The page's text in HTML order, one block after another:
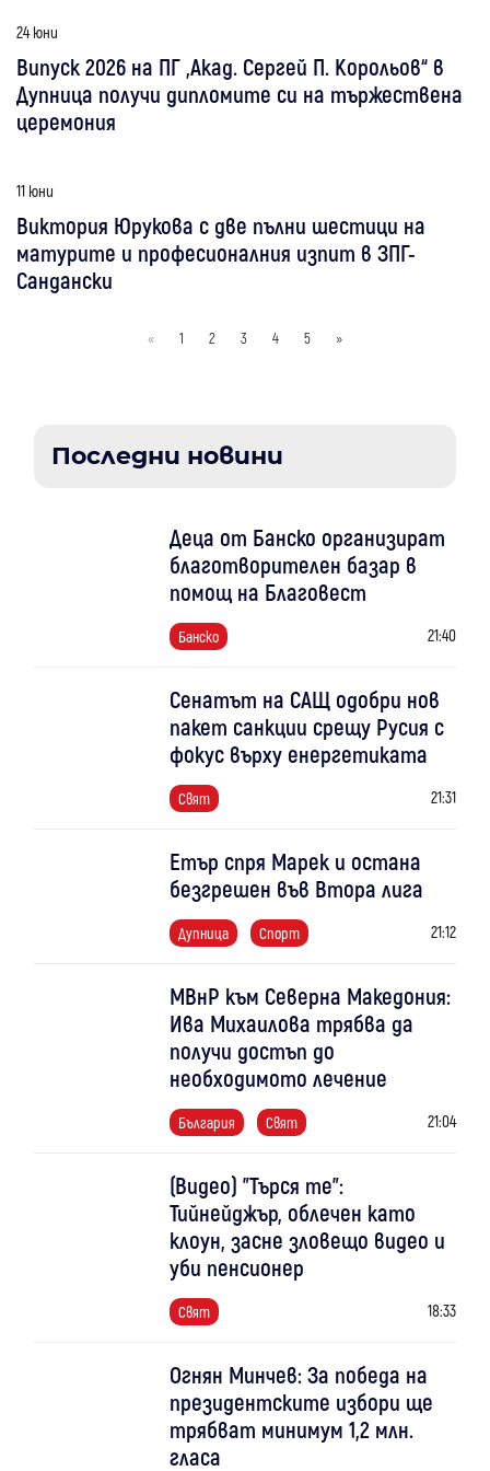
24 юни
Випуск 2026 на ПГ „Акад. Сергей П. Корольов“ в
Дупница получи дипломите си на тържествена
церемония
11 юни
Виктория Юрукова с две пълни шестици на
матурите и професионалния изпит в ЗПГ-
Сандански
« 1 2 3 4 5 »
Последни новини
Деца от Банско организират
благотворителен базар в
помощ на Благовест
Банско 21:40
Сенатът на САЩ одобри нов
пакет санкции срещу Русия с
фокус върху енергетиката
Свят 21:31
Етър спря Марек и остана
безгрешен във Втора лига
Дупница Спорт 21:12
МВнР към Северна Македония:
Ива Михаилова трябва да
получи достъп до
необходимото лечение
България Свят 21:04
(Видео) "Търся те":
Тийнейджър, облечен като
клоун, засне зловещо видео и
уби пенсионер
Свят 18:33
Огнян Минчев: За победа на
президентските избори ще
трябват минимум 1,2 млн.
гласа